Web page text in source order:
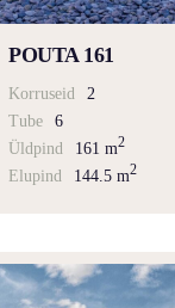
POUTA 161
Korruseid
2
Tube
6
Üldpind
161 m2
Elupind 144.5 m2